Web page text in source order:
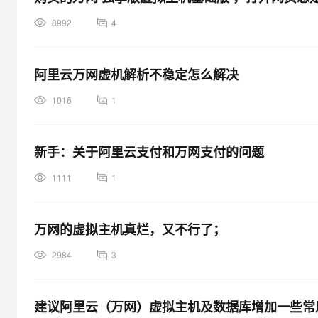
8992 4
阿里云万网虚机解析不稳定怎么解决
1016 1
新手：关于阿里云支付和万网支付的问题
1111 1
万网的虚拟主机真烂，又不行了；
2984 3
建议阿里云（万网）虚拟主机及数据库增加一些